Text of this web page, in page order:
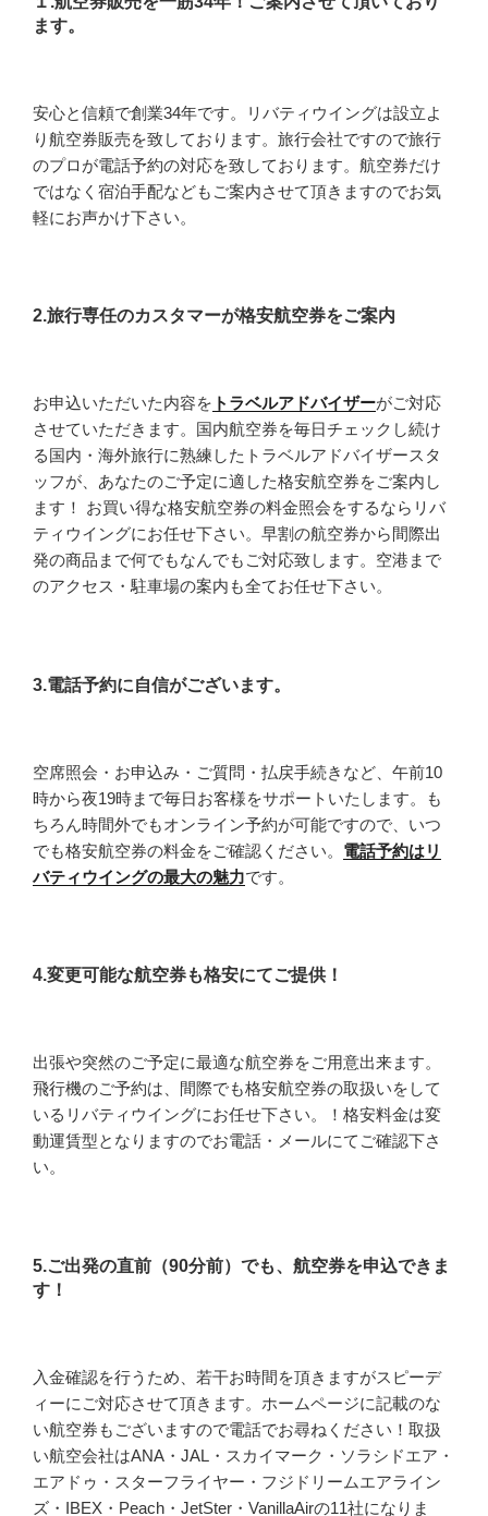
ます。
安心と信頼で創業34年です。リバティウイングは設立よ
り航空券販売を致しております。旅行会社ですので旅行
のプロが電話予約の対応を致しております。航空券だけ
ではなく宿泊手配などもご案内させて頂きますのでお気
軽にお声かけ下さい。
2.旅行専任のカスタマーが格安航空券をご案内
お申込いただいた内容を トラベルアドバイザーがご対応
させていただきます。国内航空券を毎日チェックし続け
る国内・海外旅行に熟練したトラベルアドバイザースタ
ッフが、あなたのご予定に適した格安航空券をご案内し
ます！ お買い得な格安航空券の料金照会をするならリバ
ティウイングにお任せ下さい。早割の航空券から間際出
発の商品まで何でもなんでもご対応致します。空港まで
のアクセス・駐車場の案内も全てお任せ下さい。
3.電話予約に自信がございます。
空席照会・お申込み・ご質問・払戻手続きなど、午前10
時から夜19時まで毎日お客様をサポートいたします。も
ちろん時間外でもオンライン予約が可能ですので、いつ
でも格安航空券の料金をご確認ください。 電話予約はリ
バティウイングの最大の魅力です。
4.変更可能な航空券も格安にてご提供！
出張や突然のご予定に最適な航空券をご用意出来ます。
飛行機のご予約は、間際でも格安航空券の取扱いをして
いるリバティウイングにお任せ下さい。！格安料金は変
動運賃型となりますのでお電話・メールにてご確認下さ
い。
5.ご出発の直前（90分前）でも、航空券を申込できま
す！
入金確認を行うため、若干お時間を頂きますがスピーデ
ィーにご対応させて頂きます。ホームページに記載のな
い航空券もございますので電話でお尋ねください！取扱
い航空会社はANA・JAL・スカイマーク・ソラシドエア・
エアドゥ・スターフライヤー・フジドリームエアライン
ズ・IBEX・Peach・JetSter・VanillaAirの11社になりま